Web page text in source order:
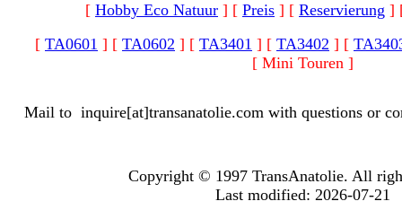
[ Hobby Eco Natuur ] [ Preis ] [ Reservierung ]
[ TA0601 ] [ TA0602 ] [ TA3401 ] [ TA3402 ] [
[ Mini Touren ]
Mail to inquire[at]transanatolie.com with questions or
Copyright © 1997 TransAnatolie. All
Last modified: 2026-07-21